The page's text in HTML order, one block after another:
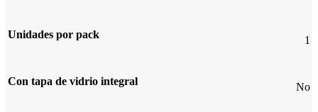
Unidades por pack 1
Con tapa de vidrio integral No